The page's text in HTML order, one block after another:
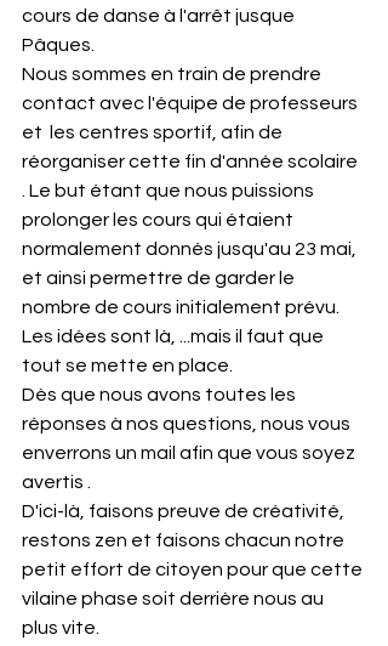
cours de danse à l'arrêt jusque
Pâques.
Nous sommes en train de prendre
contact avec l'équipe de professeurs
et  les centres sportif, afin de
réorganiser cette fin d'année scolaire
. Le but étant que nous puissions
prolonger les cours qui étaient
normalement donnés jusqu'au 23 mai,
et ainsi permettre de garder le
nombre de cours initialement prévu.
Les idées sont là, ...mais il faut que
tout se mette en place.
Dès que nous avons toutes les
réponses à nos questions, nous vous
enverrons un mail afin que vous soyez
avertis .
D'ici-là, faisons preuve de créativité,
restons zen et faisons chacun notre
petit effort de citoyen pour que cette
vilaine phase soit derrière nous au
plus vite.